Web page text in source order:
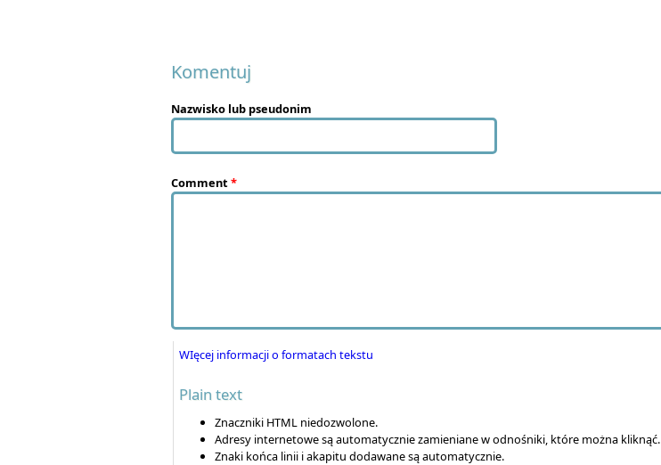
Komentuj
Nazwisko lub pseudonim
Comment*
WIęcej informacji o formatach tekstu
Plain text
Znaczniki HTML niedozwolone.
Adresy internetowe są automatycznie zamieniane w odnośniki, które można kliknąć.
Znaki końca linii i akapitu dodawane są automatycznie.